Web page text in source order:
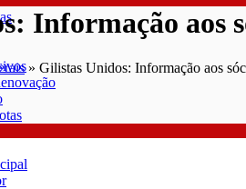
Informação aos
» Gilistas Unidos: Informação aos